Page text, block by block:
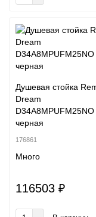
Душевая стойка
Dream
D34A8MPUFM25NO
черная
176861
Много
116503 ₽